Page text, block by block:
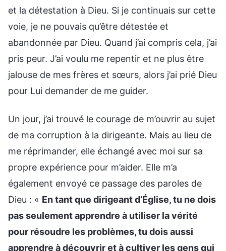
et la détestation à Dieu. Si je continuais sur cette
voie, je ne pouvais qu’être détestée et
abandonnée par Dieu. Quand j’ai compris cela, j’ai
pris peur. J’ai voulu me repentir et ne plus être
jalouse de mes frères et sœurs, alors j’ai prié Dieu
pour Lui demander de me guider.
Un jour, j’ai trouvé le courage de m’ouvrir au sujet
de ma corruption à la dirigeante. Mais au lieu de
me réprimander, elle échangé avec moi sur sa
propre expérience pour m’aider. Elle m’a
également envoyé ce passage des paroles de
Dieu : « En tant que dirigeant d’Église, tu ne dois
pas seulement apprendre à utiliser la vérité
pour résoudre les problèmes, tu dois aussi
apprendre à découvrir et à cultiver les gens qui